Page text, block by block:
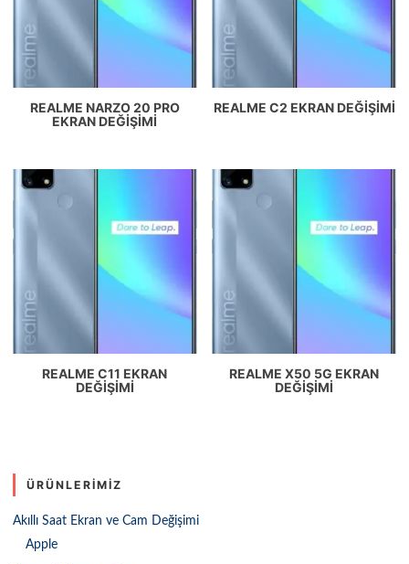
REALME NARZO 20 PRO
EKRAN DEĞIŞIMI
REALME C2 EKRAN DEĞIŞIMI
REALME C11 EKRAN
DEĞIŞIMI
REALME X50 5G EKRAN
DEĞIŞIMI
ÜRÜNLERIMIZ
Akıllı Saat Ekran ve Cam Değişimi
Apple